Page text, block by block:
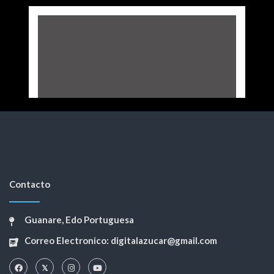
Contacto
Guanare, Edo Portuguesa
Correo Electronico: digitalazucar@gmail.com